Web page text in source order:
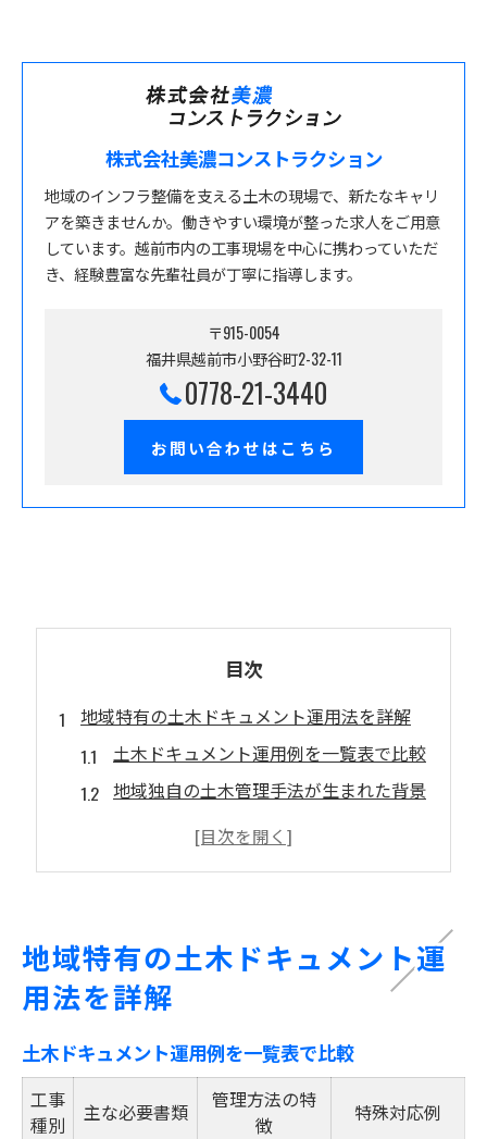
株式会社美濃コンストラクション
地域のインフラ整備を支える土木の現場で、新たなキャリ
アを築きませんか。働きやすい環境が整った求人をご用意
しています。越前市内の工事現場を中心に携わっていただ
き、経験豊富な先輩社員が丁寧に指導します。
〒915-0054
福井県越前市小野谷町2-32-11
0778-21-3440
お問い合わせはこちら
目次
地域特有の土木ドキュメント運用法を詳解
土木ドキュメント運用例を一覧表で比較
地域独自の土木管理手法が生まれた背景
実務で役立つ土木ドキュメントの工夫
埋蔵文化財地図の使い方を表で解説
文化財包蔵地に配慮した土木計画の要点
工事前に知っておきたい文化財情報
土木工事で注意すべき文化財の特徴
文化財保護と土木計画の両立方法
地域特有の土木ドキュメント運
用法を詳解
土木ドキュメント運用例を一覧表で比較
工事
種別
主な必要書類
管理方法の特
徴
特殊対応例